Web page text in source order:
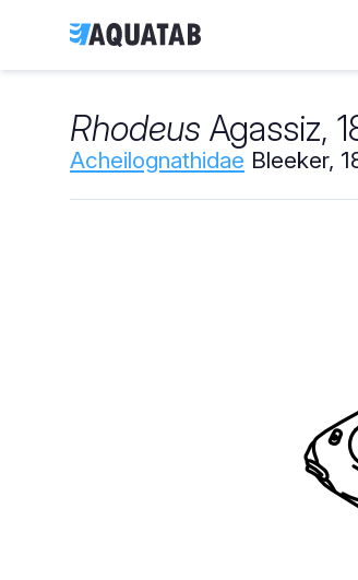
Rhodeus Agassiz,
Acheilognathidae Bleeker,